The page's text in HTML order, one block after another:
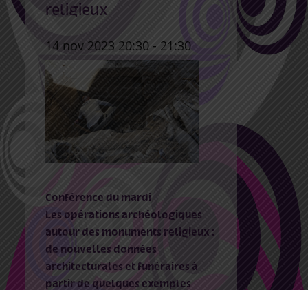
religieux
14 nov 2023 20:30- 21:30
Conférence du mardi
Les opérations archéologiques
autour des monuments religieux :
de nouvelles données
architecturales et funéraires à
partir de quelques exemples